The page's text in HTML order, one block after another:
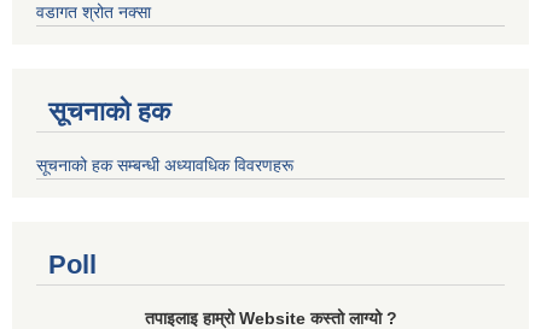
वडागत श्रोत नक्सा
सूचनाको हक
सूचनाको हक सम्बन्धी अध्यावधिक विवरणहरू
Poll
तपाइलाइ हाम्रो Website कस्तो लाग्यो ?